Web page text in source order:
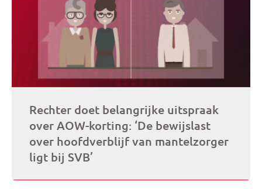
Rechter doet belangrijke uitspraak
over AOW-korting: ‘De bewijslast
over hoofdverblijf van mantelzorger
ligt bij SVB’